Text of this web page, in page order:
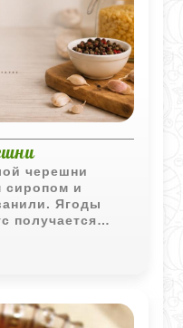
черешни
сиропом и
Ягоды
получается